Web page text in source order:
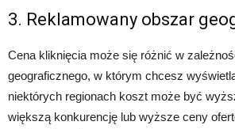
3. Reklamowany obszar
Cena kliknięcia może się różnić w
geograficznego, w którym chcesz
niektórych regionach koszt może być
większą konkurencję lub wyższe ceny